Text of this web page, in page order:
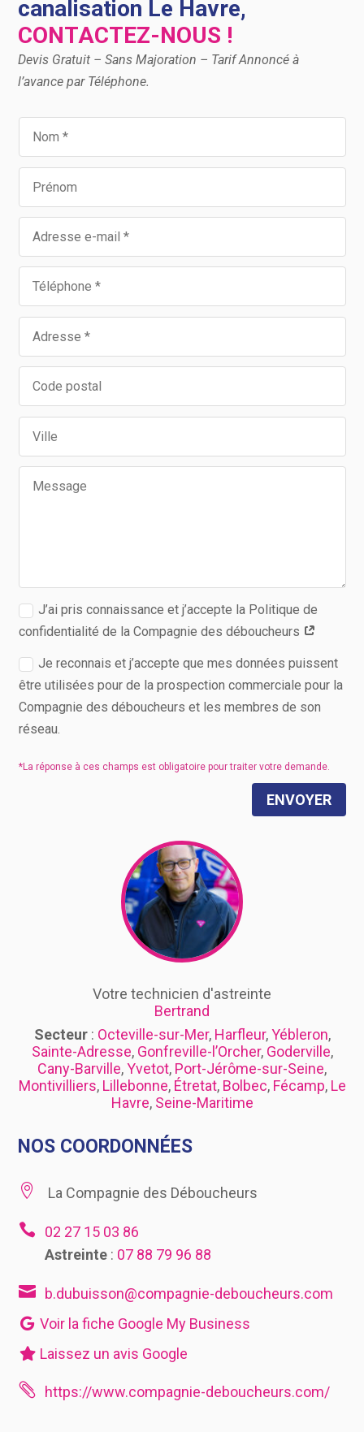
canalisation Le Havre,
CONTACTEZ-NOUS !
Devis Gratuit – Sans Majoration – Tarif Annoncé à
l’avance par Téléphone.
J’ai pris connaissance et j’accepte la Politique de
confidentialité de la Compagnie des déboucheurs
Je reconnais et j’accepte que mes données puissent
être utilisées pour de la prospection commerciale pour la
Compagnie des déboucheurs et les membres de son
réseau.
ENVOYER
Votre technicien d'astreinte
Bertrand
Secteur: Octeville-sur-Mer, Harfleur,Yébleron,
Sainte-Adresse, Gonfreville-l’Orcher, Goderville,
Cany-Barville,Yvetot, Port-Jérôme-sur-Seine,
Montivilliers, Lillebonne, Étretat, Bolbec, Fécamp, Le
Havre, Seine-Maritime
NOS COORDONNÉES
 La Compagnie des Déboucheurs

02 27 15 03 86
Astreinte: 07 88 79 96 88

b.dubuisson@compagnie-deboucheurs.com
Voir la fiche Google My Business
Laissez un avis Google
 https://www.compagnie-deboucheurs.com/